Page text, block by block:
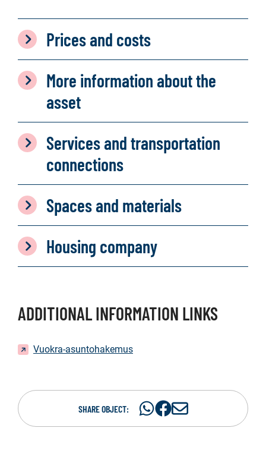
Prices and costs
More information about the
asset
Services and transportation
connections
Spaces and materials
Housing company
ADDITIONAL INFORMATION LINKS
Vuokra-asuntohakemus
SHARE OBJECT:
ShareShare
S